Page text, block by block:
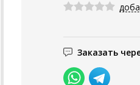
Заказать